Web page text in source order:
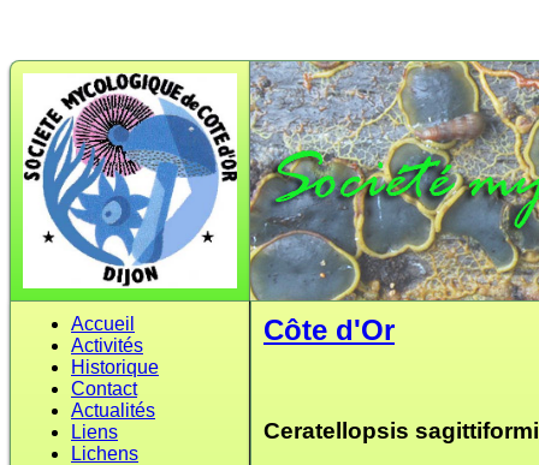
Accueil
Activités
Historique
Contact
Actualités
Liens
Lichens
Côte d'Or
Ceratellopsis